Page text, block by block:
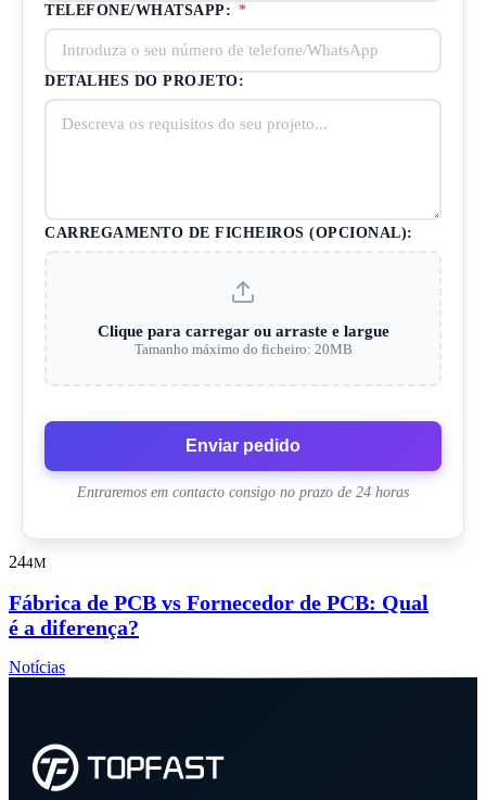
TELEFONE/WHATSAPP: *
DETALHES DO PROJETO:
CARREGAMENTO DE FICHEIROS (OPCIONAL):
Clique para carregar ou arraste e largue
Tamanho máximo do ficheiro: 20MB
Enviar pedido
Entraremos em contacto consigo no prazo de 24 horas
244M
Fábrica de PCB vs Fornecedor de PCB: Qual
é a diferença?
Notícias